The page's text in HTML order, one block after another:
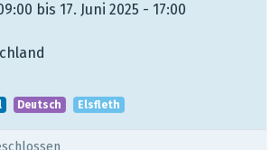
bis 17. Juni 2025 - 17:00
Deutsch Elsfleth